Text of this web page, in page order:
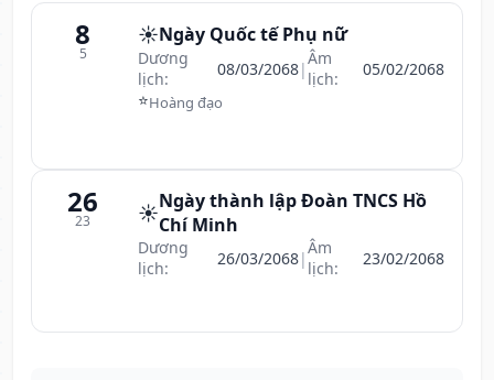
8
5
☀️Ngày Quốc tế Phụ nữ
Dương
lịch:
08/03/2068|Âm
lịch:
05/02/2068
⭐Hoàng đạo
26
23 ☀️Ngày thành lập Đoàn TNCS Hồ
Chí Minh
Dương
lịch:
26/03/2068|Âm
lịch:
23/02/2068